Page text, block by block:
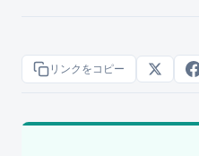
リンクをコピー